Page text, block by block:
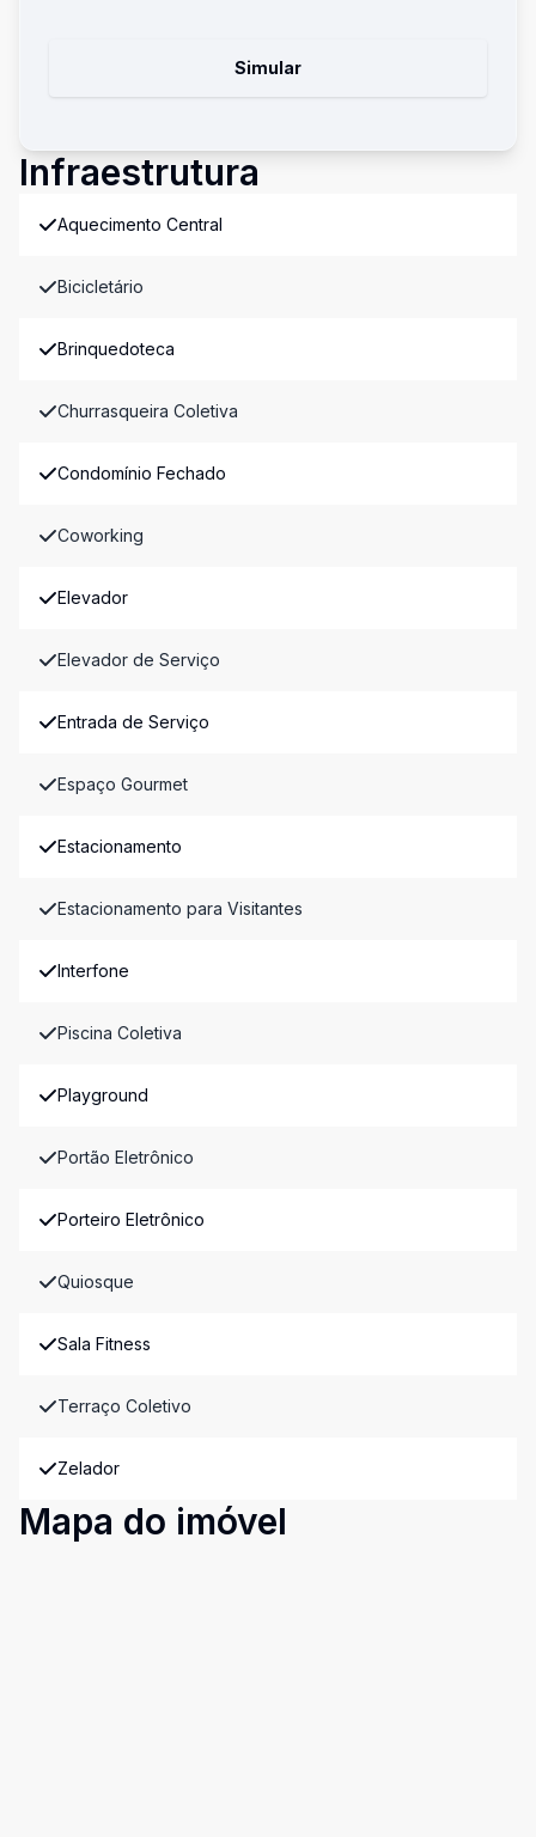
Simular
Infraestrutura
Aquecimento Central
Bicicletário
Brinquedoteca
Churrasqueira Coletiva
Condomínio Fechado
Coworking
Elevador
Elevador de Serviço
Entrada de Serviço
Espaço Gourmet
Estacionamento
Estacionamento para Visitantes
Interfone
Piscina Coletiva
Playground
Portão Eletrônico
Porteiro Eletrônico
Quiosque
Sala Fitness
Terraço Coletivo
Zelador
Mapa do imóvel